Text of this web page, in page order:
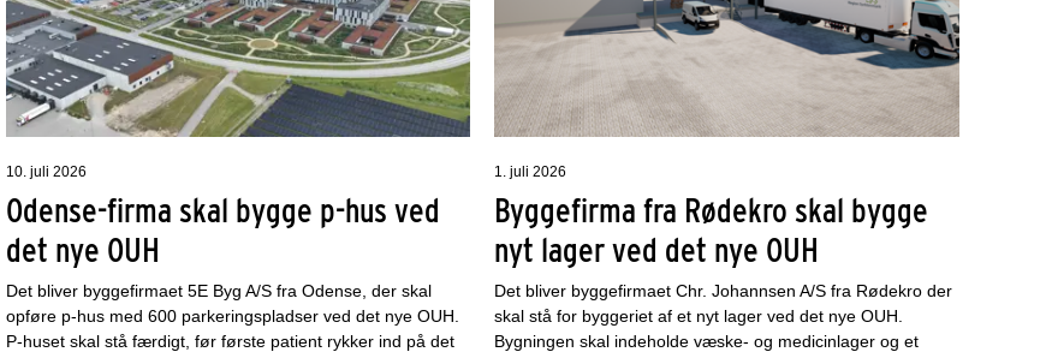
10. juli 2026
Odense-firma skal bygge p-hus ved
det nye OUH
Det bliver byggefirmaet 5E Byg A/S fra Odense, der skal
opføre p-hus med 600 parkeringspladser ved det nye OUH.
P-huset skal stå færdigt, før første patient rykker ind på det
1. juli 2026
Byggefirma fra Rødekro skal bygge
nyt lager ved det nye OUH
Det bliver byggefirmaet Chr. Johannsen A/S fra Rødekro der
skal stå for byggeriet af et nyt lager ved det nye OUH.
Bygningen skal indeholde væske- og medicinlager og et